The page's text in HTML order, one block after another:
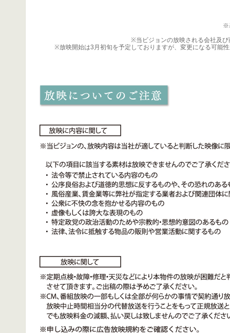
※
※当ビジョンの放映される会社及
※放映開始は3月初旬を予定しておりますが、変更になる可能